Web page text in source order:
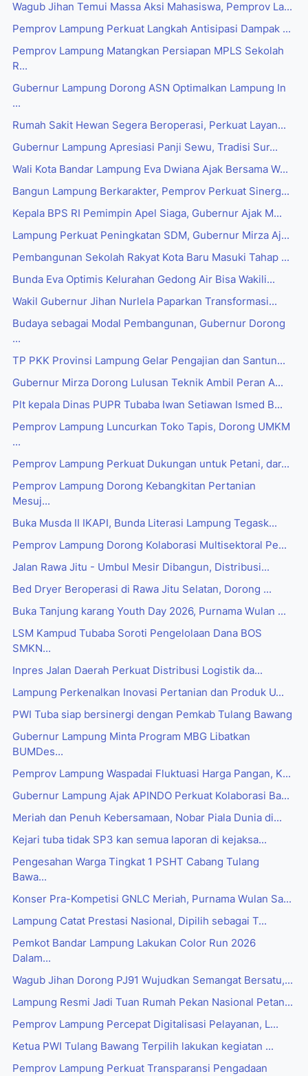
Wagub Jihan Temui Massa Aksi Mahasiswa, Pemprov La...
Pemprov Lampung Perkuat Langkah Antisipasi Dampak ...
Pemprov Lampung Matangkan Persiapan MPLS Sekolah
R...
Gubernur Lampung Dorong ASN Optimalkan Lampung In
...
Rumah Sakit Hewan Segera Beroperasi, Perkuat Layan...
Gubernur Lampung Apresiasi Panji Sewu, Tradisi Sur...
Wali Kota Bandar Lampung Eva Dwiana Ajak Bersama W...
Bangun Lampung Berkarakter, Pemprov Perkuat Sinerg...
Kepala BPS RI Pemimpin Apel Siaga, Gubernur Ajak M...
Lampung Perkuat Peningkatan SDM, Gubernur Mirza Aj...
Pembangunan Sekolah Rakyat Kota Baru Masuki Tahap ...
Bunda Eva Optimis Kelurahan Gedong Air Bisa Wakili...
Wakil Gubernur Jihan Nurlela Paparkan Transformasi...
Budaya sebagai Modal Pembangunan, Gubernur Dorong
...
TP PKK Provinsi Lampung Gelar Pengajian dan Santun...
Gubernur Mirza Dorong Lulusan Teknik Ambil Peran A...
Plt kepala Dinas PUPR Tubaba Iwan Setiawan Ismed B...
Pemprov Lampung Luncurkan Toko Tapis, Dorong UMKM
...
Pemprov Lampung Perkuat Dukungan untuk Petani, dar...
Pemprov Lampung Dorong Kebangkitan Pertanian
Mesuj...
Buka Musda II IKAPI, Bunda Literasi Lampung Tegask...
Pemprov Lampung Dorong Kolaborasi Multisektoral Pe...
Jalan Rawa Jitu - Umbul Mesir Dibangun, Distribusi...
Bed Dryer Beroperasi di Rawa Jitu Selatan, Dorong ...
Buka Tanjung karang Youth Day 2026, Purnama Wulan ...
LSM Kampud Tubaba Soroti Pengelolaan Dana BOS
SMKN...
Inpres Jalan Daerah Perkuat Distribusi Logistik da...
Lampung Perkenalkan Inovasi Pertanian dan Produk U...
PWI Tuba siap bersinergi dengan Pemkab Tulang Bawang
Gubernur Lampung Minta Program MBG Libatkan
BUMDes...
Pemprov Lampung Waspadai Fluktuasi Harga Pangan, K...
Gubernur Lampung Ajak APINDO Perkuat Kolaborasi Ba...
Meriah dan Penuh Kebersamaan, Nobar Piala Dunia di...
Kejari tuba tidak SP3 kan semua laporan di kejaksa...
Pengesahan Warga Tingkat 1 PSHT Cabang Tulang
Bawa...
Konser Pra-Kompetisi GNLC Meriah, Purnama Wulan Sa...
Lampung Catat Prestasi Nasional, Dipilih sebagai T...
Pemkot Bandar Lampung Lakukan Color Run 2026
Dalam...
Wagub Jihan Dorong PJ91 Wujudkan Semangat Bersatu,...
Lampung Resmi Jadi Tuan Rumah Pekan Nasional Petan...
Pemprov Lampung Percepat Digitalisasi Pelayanan, L...
Ketua PWI Tulang Bawang Terpilih lakukan kegiatan ...
Pemprov Lampung Perkuat Transparansi Pengadaan